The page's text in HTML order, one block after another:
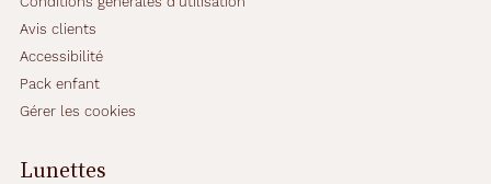
Avis clients
Accessibilité
Pack enfant
Gérer les cookies
Lunettes